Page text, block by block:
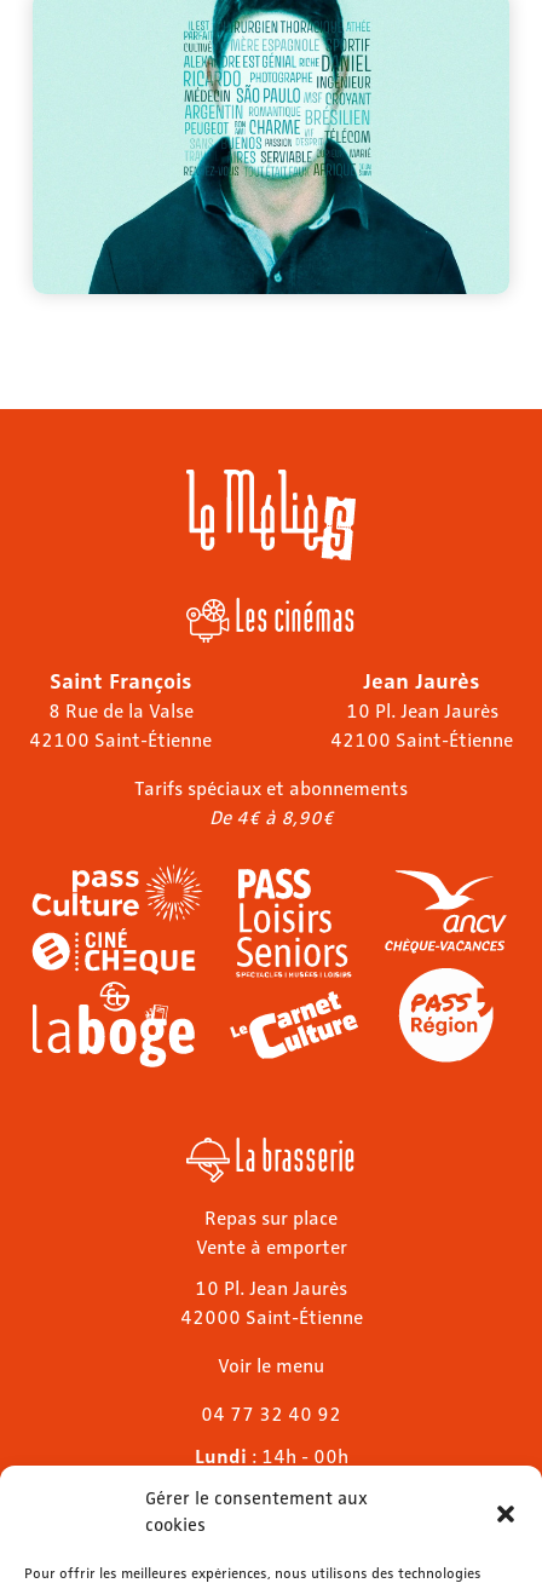
Gérer le consentement aux
cookies
Pour offrir les meilleures expériences, nous utilisons des technologies
Les cinémas
Saint François
8 Rue de la Valse
42100 Saint-Étienne
Jean Jaurès
10 Pl. Jean Jaurès
42100 Saint-Étienne
Tarifs spéciaux et abonnements
De 4€ à 8,90€
La brasserie
Repas sur place
Vente à emporter
10 Pl. Jean Jaurès
42000 Saint-Étienne
Voir le menu
04 77 32 40 92
Lundi : 14h - 00h
Mardi & mercredi
Jeudi
Dimanche: 11h - 00h